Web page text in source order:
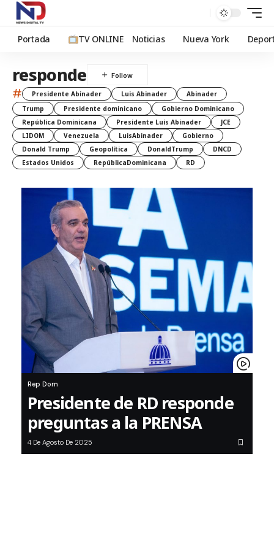
Portada TV ONLINE Noticias Nueva York
responde
# Presidente Abinader Luis Abinader
Abinader
Trump
Presidente dominicano
Gobierno Dominicano
República Dominicana
Presidente Luis Abinader
JCE
LIDOM
Venezuela LuisAbinader
Gobierno
Donald Trump
Geopolítica DonaldTrump
DNCD
Estados Unidos
RepúblicaDominicana RD
Rep Dom
Presidente de RD responde
preguntas a la PRENSA
4 De Agosto De 2025